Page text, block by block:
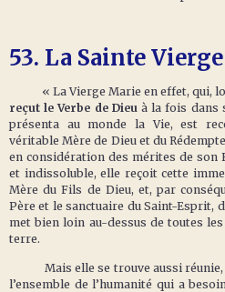
53. La Sainte
« La Vierge Marie en effet, qui,
reçut le Verbe de Dieu à la fois dans
présenta au monde la Vie, est
véritable Mère de Dieu et du
en considération des mérites de son
et indissoluble, elle reçoit cette
Mère du Fils de Dieu, et, par
Père et le sanctuaire du Saint-Esprit,
met bien loin au-dessus de toutes
terre.
Mais elle se trouve aussi réunie,
l’ensemble de l’humanité qui a